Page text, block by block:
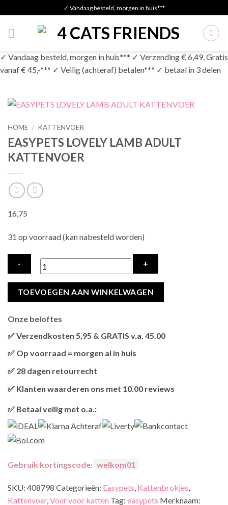
to
content
✓ Vandaag besteld, morgen in huis***
✓ Vandaag besteld, morgen in huis*** ✓ Verzending € 6,49, Gratis
vanaf € 45,-*** ✓ Veilig (achteraf) betalen*** ✓ betaal in 3 delen
HOME / KATTENVOER
EASYPETS LOVELY LAMB ADULT
KATTENVOER
16,75
31 op voorraad (kan nabesteld worden)
EASYPETS
ADULT
KATTENVOER
TOEVOEGEN AAN WINKELWAGEN
Onze beloftes
✅ Verzendkosten 5,95 & GRATIS v.a. 45.00
bestellingen v.a. 45,00 worden gratis verzonden.
✅ Op voorraad = morgen al in huis
hetvandaag nog verzonden
✅ 28 dagen retourrecht
retourneren.
✅ Klanten waarderen ons met 10.00 reviews
✅ Betaal veilig met o.a.:
Gebruik kortingscode: welkom01
SKU: 408798 Categorieën: Easypets, Kattenbrokjes,
Kattenvoer,Voer voor katten Tag: easypets Merknaam: